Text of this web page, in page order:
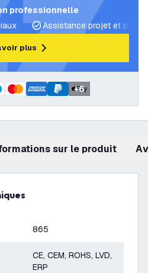
professionnelle
Assistance projet et plans
plus
+6
sur le produit
865
CE, CEM, ROHS, LVD,
ERP